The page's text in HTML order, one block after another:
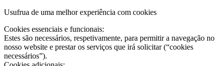
Usufrua de uma melhor experiência com cookies
Cookies essenciais e funcionais:
Estes são necessários, respetivamente, para permitir a navegação no
nosso website e prestar os serviços que irá solicitar (“cookies
necessários”).